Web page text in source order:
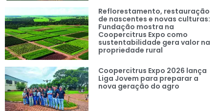
Reflorestamento, restauração
de nascentes e novas culturas:
Fundação mostra na
Coopercitrus Expo como
sustentabilidade gera valor na
propriedade rural
Coopercitrus Expo 2026 lança
Liga Jovem para preparar a
nova geração do agro